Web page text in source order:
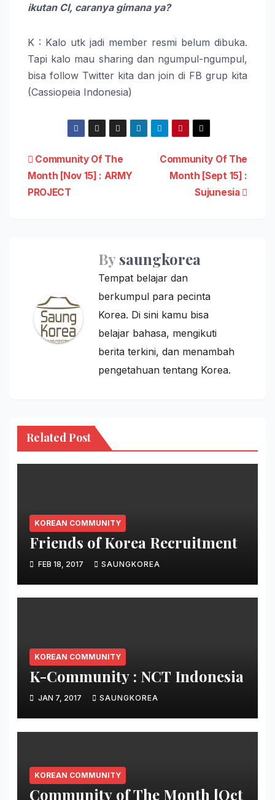
ikutan CI, caranya gimana ya?
K : Kalo utk jadi member resmi belum dibuka.
Tapi kalo mau sharing dan ngumpul-ngumpul,
bisa follow Twitter kita dan join di FB grup kita
(Cassiopeia Indonesia)
Post
navigation
Community Of The
Month [Sept 15] :
Sujunesia
Community Of The
Month [Nov 15] : ARMY
PROJECT
Bysaungkorea
Tempat belajar dan
berkumpul para pecinta
Korea. Di sini kamu bisa
belajar bahasa, mengikuti
berita terkini, dan menambah
pengetahuan tentang Korea.
Related Post
KOREAN COMMUNITY
Friends of Korea Recruitment
FEB 18, 2017 SAUNGKOREA
KOREAN COMMUNITY
K-Community : NCT Indonesia
JAN 7, 2017 SAUNGKOREA
KOREAN COMMUNITY
Community of The Month [Oct